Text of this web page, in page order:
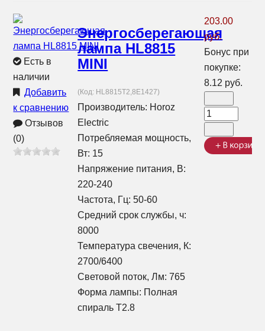
Есть в
наличии
Добавить
к сравнению
Отзывов
(0)
Энергосберегающая
лампа HL8815
MINI
(Код: HL8815T2,8E1427)
Производитель: Horoz
Electric
Потребляемая мощность,
Вт: 15
Напряжение питания, В:
220-240
Частота, Гц: 50-60
Средний срок службы, ч:
8000
Температура свечения, К:
2700/6400
Световой поток, Лм: 765
Форма лампы: Полная
спираль T2.8
203.00
руб.
Бонус при
покупке:
8.12 руб.